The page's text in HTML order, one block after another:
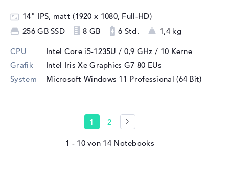
14" IPS, matt (1920 x 1080, Full-HD)
256 GB SSD
8 GB 6 Std. 1,4 kg
CPU Intel Core i5-1235U / 0,9 GHz / 10 Kerne
Grafik
Intel Iris Xe Graphics G7 80 EUs
System
Microsoft Windows 11 Professional (64 Bit)
1 2
1 - 10von 14